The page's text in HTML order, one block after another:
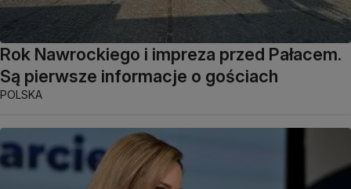
Rok Nawrockiego i impreza przed Pałacem.
Są pierwsze informacje o gościach
POLSKA